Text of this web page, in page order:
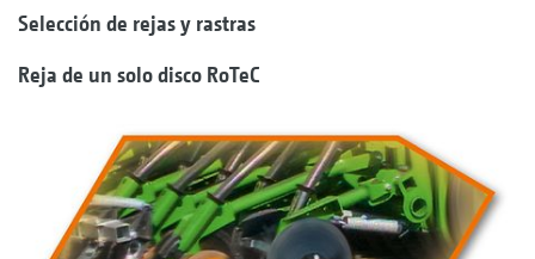
Selección de rejas y rastras
Reja de un solo disco RoTeC